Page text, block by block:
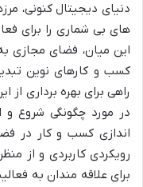
دنیای دیجیتال کنونی،
های بی شماری را برای
این میان، فضای مجازی
کسب و کارهای نوین
راهی برای بهره برداری
در مورد چگونگی شروع و
اندازی کسب و کار در
رویکردی کاربردی و از
برای علاقه مندان به